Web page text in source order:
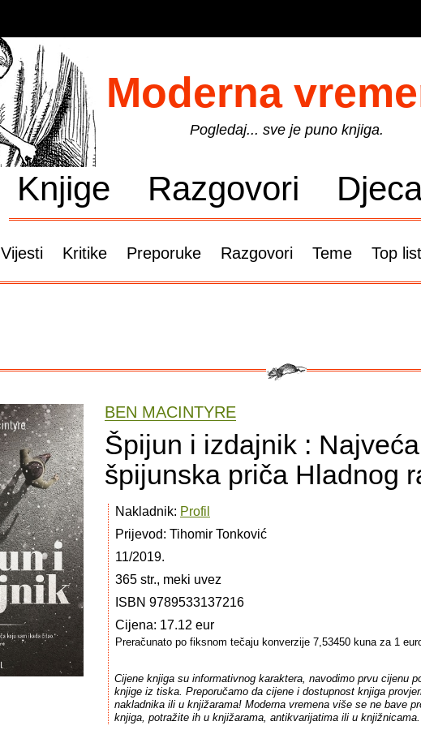
Moderna
Pogledaj... sve je puno knjiga.
Knjige Razgovori
Vijesti Kritike Preporuke Razgovori Teme Top
BEN MACINTYRE
Špijun i izdajnik : Najveća
špijunska priča Hladnog
Nakladnik: Profil
Prijevod: Tihomir Tonković
11/2019.
365 str., meki uvez
ISBN 9789533137216
Cijena: 17.12 eur
Preračunato po fiksnom tečaju konverzije 7,53450 kuna za 1
Cijene knjiga su informativnog karaktera, navodimo prvu cijenu
knjige iz tiska. Preporučamo da cijene i dostupnost knjiga
nakladnika ili u knjižarama! Moderna vremena više se ne bave
knjiga, potražite ih u knjižarama, antikvarijatima ili u knjižnicama.